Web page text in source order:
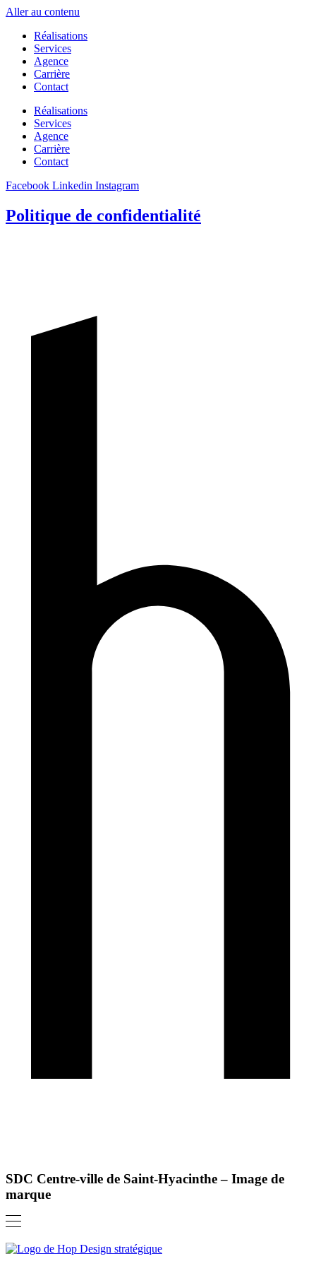
Aller au contenu
Réalisations
Services
Agence
Carrière
Contact
Réalisations
Services
Agence
Carrière
Contact
Facebook Linkedin Instagram
Politique de confidentialité
SDC Centre-ville de Saint-Hyacinthe – Image de
marque